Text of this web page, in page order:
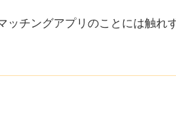
チングアプリのことには触れ